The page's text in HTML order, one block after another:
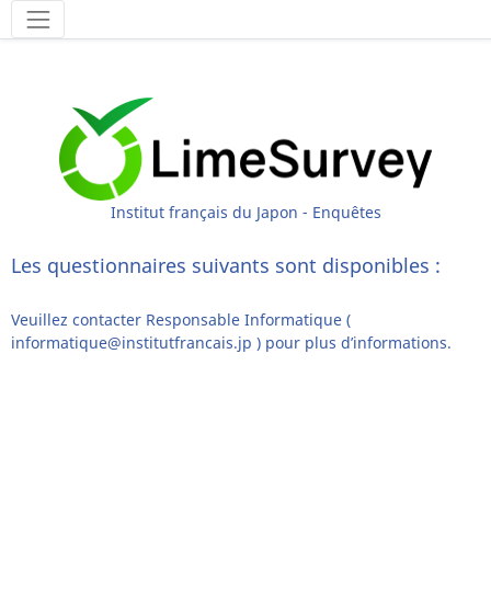
Outils
Institut français du Japon - Enquêtes
Les questionnaires suivants sont disponibles :
Veuillez contacter Responsable Informatique (
informatique@institutfrancais.jp ) pour plus d’informations.